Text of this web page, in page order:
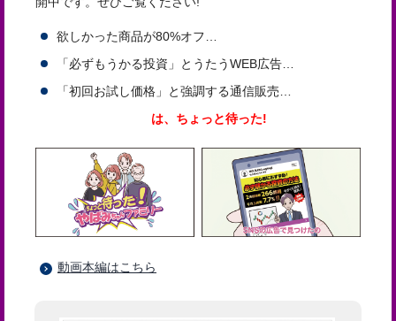
欲しかった商品が80%オフ…
「必ずもうかる投資」とうたうWEB広告…
「初回お試し価格」と強調する通信販売…
は、ちょっと待った!
動画本編はこちら